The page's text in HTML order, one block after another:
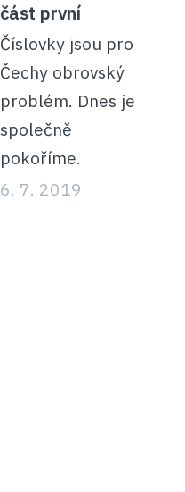
část první
Číslovky jsou pro
Čechy obrovský
problém. Dnes je
společně
pokoříme.
6. 7. 2019